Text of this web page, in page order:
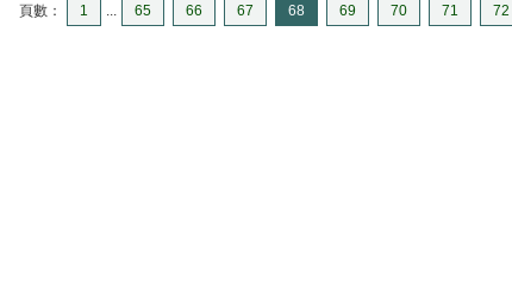
頁數： 1 65 66 67 68 69 70 71 72